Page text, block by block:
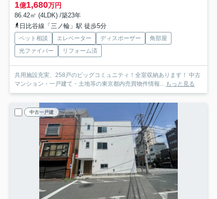
1億1,680万円
86.42㎡ (4LDK) /築23年
日比谷線「三ノ輪」駅 徒歩5分
ペット相談 エレベーター ディスポーザー
角部屋
光ファイバー
リフォーム済
共用施設充実、258戸のビッグコミュニティ！全室収納あります！ 中古
マンション・一戸建て・土地等の東京都内売買物件情報... もっと見る
中古一戸建